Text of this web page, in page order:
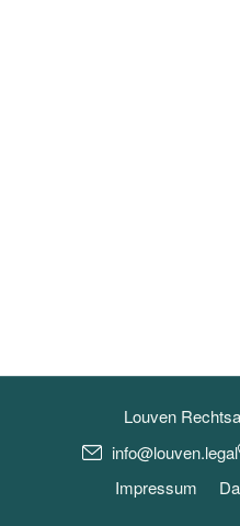
Louven
info@louven.legal
Impressum